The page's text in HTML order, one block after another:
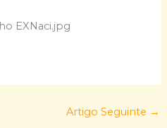
Artigo Seguinte →